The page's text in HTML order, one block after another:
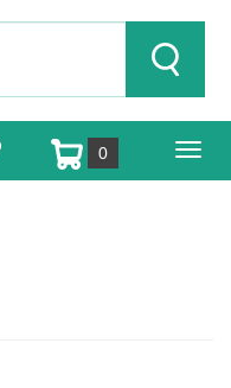
Cerca
0prodotti
inseriti